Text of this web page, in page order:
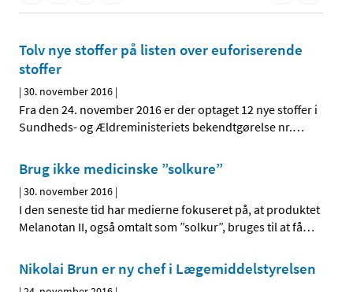
Tolv nye stoffer på listen over euforiserende
stoffer
|30. november 2016 |
Fra den 24. november 2016 er der optaget 12 nye stoffer i
Sundheds- og Ældreministeriets bekendtgørelse nr.…
Brug ikke medicinske ”solkure”
|30. november 2016 |
I den seneste tid har medierne fokuseret på, at produktet
Melanotan II, også omtalt som ”solkur”, bruges til at få…
Nikolai Brun er ny chef i Lægemiddelstyrelsen